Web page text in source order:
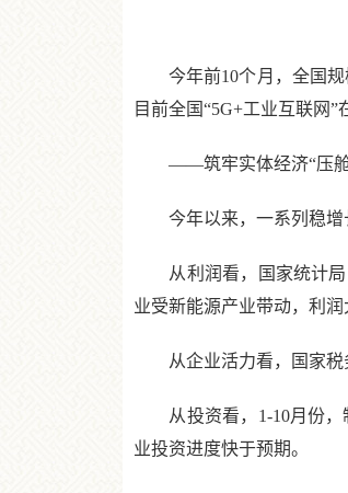
今年前10个月，全国规模
目前全国“5G+工业互联网
——筑牢实体经济“压舱
今年以来，一系列稳增长
从利润看，国家统计局
业受新能源产业带动，利
从企业活力看，国家税务
从投资看，1-10月份，
业投资进度快于预期。